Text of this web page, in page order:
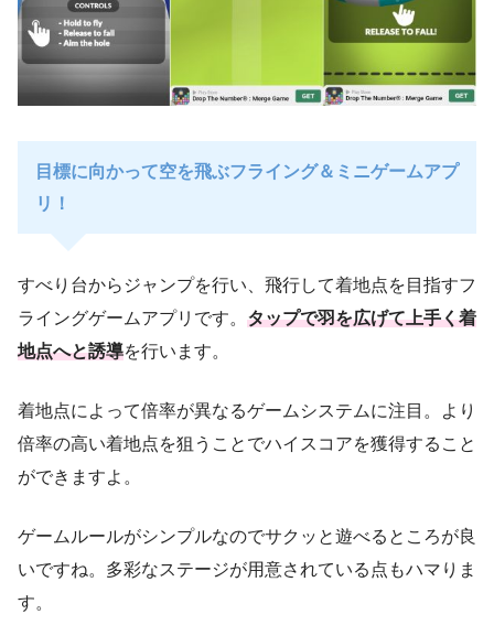
目標に向かって空を飛ぶフライング＆ミニゲームアプ
リ！
すべり台からジャンプを行い、飛行して着地点を目指すフ
ライングゲームアプリです。 タップで羽を広げて上手く着
地点へと誘導を行います。
着地点によって倍率が異なるゲームシステムに注目。より
倍率の高い着地点を狙うことでハイスコアを獲得すること
ができますよ。
ゲームルールがシンプルなのでサクッと遊べるところが良
いですね。多彩なステージが用意されている点もハマりま
す。